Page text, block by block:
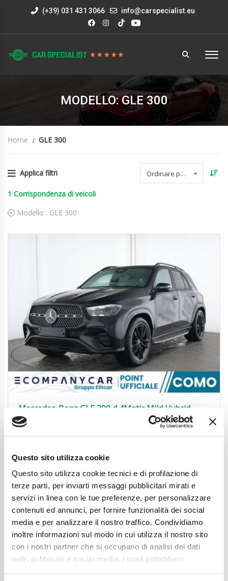
Questo sito utilizza cookie
Questo sito utilizza cookie tecnici e di profilazione di
terze parti, per inviarti messaggi pubblicitari mirati e
servizi in linea con le tue preferenze, per personalizzare
contenuti ed annunci, per fornire funzionalità dei social
media e per analizzare il nostro traffico. Condividiamo
inoltre informazioni sul modo in cui utilizza il nostro sito
con i nostri partner che si occupano di analisi dei dati
web, pubblicità e social media, i quali potrebbero
(+39) 031 431 3066 info@carspecialist.eu
MODELLO: GLE 300
Home GLE 300
Applica filtri Ordinare per data
1 Corrispondenza di veicoli
Modello : GLE 300
Mercedes-Benz GLE 300 d 4Matic Mild Hybrid
AMG Line Advanced Plus
94.990€
Chilometraggio
Tipo Di Carburante
Elettrica/Diesel
Cambio
Automatico
Normativa Euro
Euro 6d